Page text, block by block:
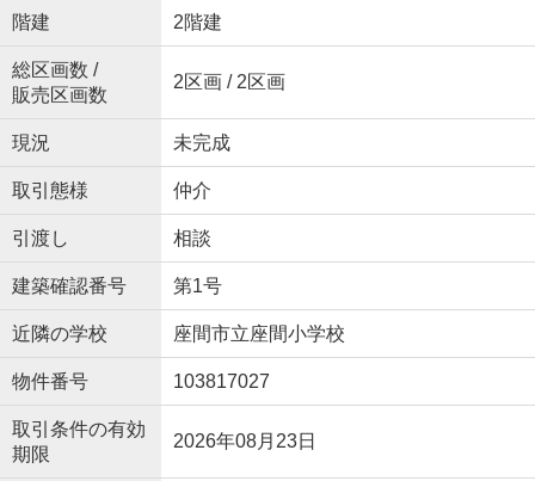
階建 2階建
総区画数 /
販売区画数
2区画 / 2区画
現況 未完成
取引態様 仲介
引渡し 相談
建築確認番号 第1号
近隣の学校 座間市立座間小学校
物件番号 103817027
取引条件の有効
期限
2026年08月23日